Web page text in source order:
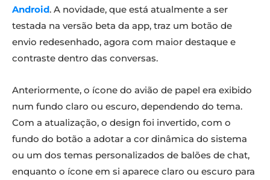
Android. A novidade, que está atualmente a ser
testada na versão beta da app, traz um botão de
envio redesenhado, agora com maior destaque e
contraste dentro das conversas.
Anteriormente, o ícone do avião de papel era exibido
num fundo claro ou escuro, dependendo do tema.
Com a atualização, o design foi invertido, com o
fundo do botão a adotar a cor dinâmica do sistema
ou um dos temas personalizados de balões de chat,
enquanto o ícone em si aparece claro ou escuro para